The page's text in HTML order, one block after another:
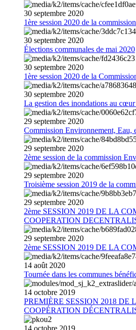
30 septembre 2020
1ère session 2020 de la
30 septembre 2020
Élections communales de mai 2020
30 septembre 2020
1ère session 2020 de la
30 septembre 2020
La gestion des inondations au
29 septembre 2020
Commission Environnement, Eau,
29 septembre 2020
2ème session de la commission
29 septembre 2020
Troisième session 2019 de la
29 septembre 2020
2ème SESSION 2019 DE LA
COOPERATION
29 septembre 2020
2ème SESSION 2019 DE LA
14 août 2020
Tournée dans les communes
14 octobre 2019
PREMIÈRE SESSION 2018
COOPÉRATION
14 octobre 2019